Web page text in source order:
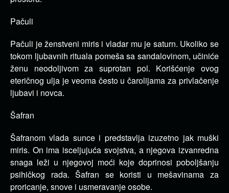
Pačuli
Pačuli je ženstveni miris i vladar mu je saturn. Ukoliko se
tokom ljubavnih rituala pomeša sa sandalovinom, učiniće
ženu neodoljivom za suprotan pol. Korišćenje ovog
eteričnog ulja je veoma često u čarolijama za privlačenje
ljubavi i novca.
Šafran
Šafranom vlada sunce i predstavlja izuzetno jak muški
miris. On ima isceljujuća svojstva, a njegova izvanredna
snaga leži u njegovoj moći koje doprinosi poboljšanju
psihičkog rada. Šafran se koristi u mešavinama za
proricanje, snove i usmeravanje osobe.